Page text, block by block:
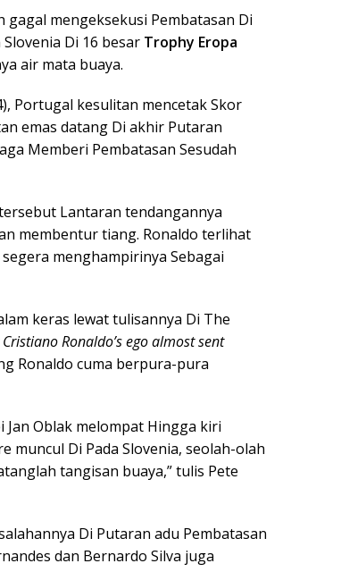
gagal mengeksekusi Pembatasan Di
Di 16 besar Trophy Eropa
air mata buaya.
Portugal kesulitan mencetak Skor
emas datang Di akhir Putaran
Memberi Pembatasan Sesudah
Lantaran tendangannya
membentur tiang. Ronaldo terlihat
menghampirinya Sebagai
keras lewat tulisannya Di The
Ronaldo’s ego almost sent
Ronaldo cuma berpura-pura
Oblak melompat Hingga kiri
muncul Di Pada Slovenia, seolah-olah
tangisan buaya,” tulis Pete
Di Putaran adu Pembatasan
dan Bernardo Silva juga